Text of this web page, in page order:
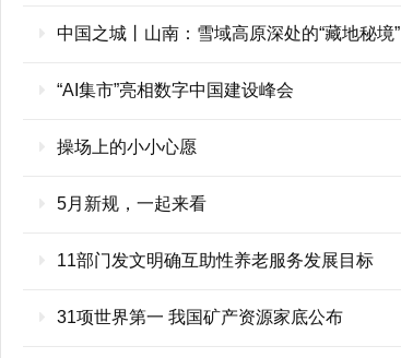
中国之城丨山南：雪域高原深处的“藏地秘境”
“AI集市”亮相数字中国建设峰会
操场上的小小心愿
5月新规，一起来看
11部门发文明确互助性养老服务发展目标
31项世界第一 我国矿产资源家底公布